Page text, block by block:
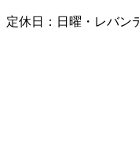
定休日：日曜・レバン